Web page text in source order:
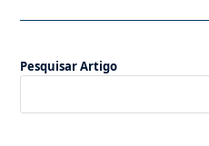
Ave-
Pesquisar Artigo